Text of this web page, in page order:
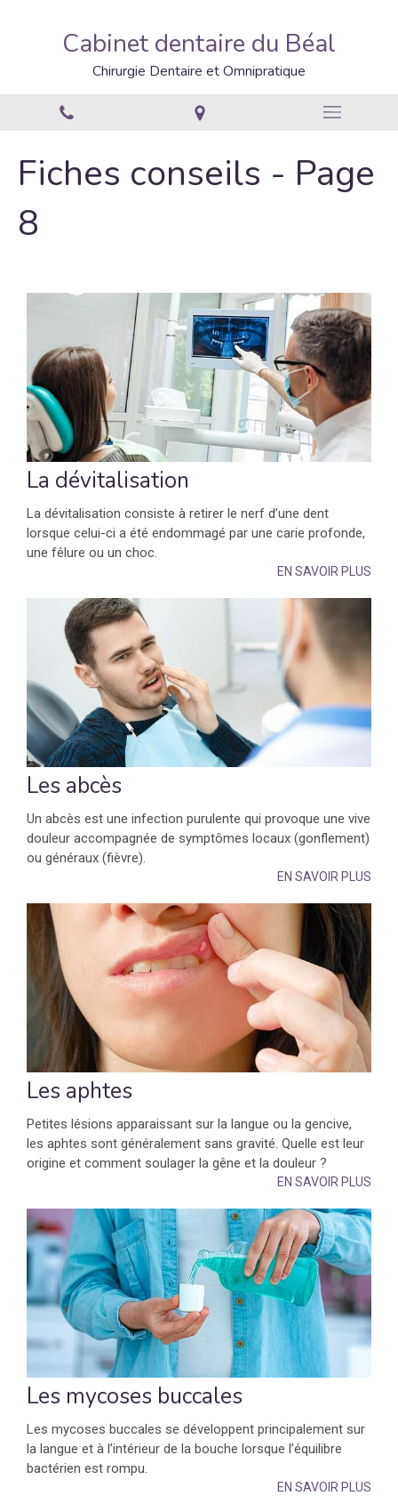
Cabinet dentaire du Béal
Chirurgie Dentaire et Omnipratique
Fiches conseils - Page
8
La dévitalisation
La dévitalisation consiste à retirer le nerf d’une dent
lorsque celui-ci a été endommagé par une carie profonde,
une fêlure ou un choc.
EN SAVOIR PLUS
Les abcès
Un abcès est une infection purulente qui provoque une vive
douleur accompagnée de symptômes locaux (gonflement)
ou généraux (fièvre).
EN SAVOIR PLUS
Les aphtes
Petites lésions apparaissant sur la langue ou la gencive,
les aphtes sont généralement sans gravité. Quelle est leur
origine et comment soulager la gêne et la douleur ?
EN SAVOIR PLUS
Les mycoses buccales
Les mycoses buccales se développent principalement sur
la langue et à l’intérieur de la bouche lorsque l’équilibre
bactérien est rompu.
EN SAVOIR PLUS